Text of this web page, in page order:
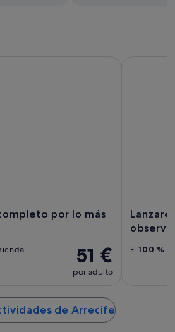
por lo más
51 €
por adulto
El 100 %
de Arrecife